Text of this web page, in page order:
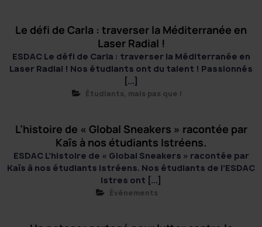
Le défi de Carla : traverser la Méditerranée en
Laser Radial !
ESDAC Le défi de Carla : traverser la Méditerranée en
Laser Radial ! Nos étudiants ont du talent ! Passionnés
[...]
Étudiants, mais pas que !
L’histoire de « Global Sneakers » racontée par
Kaîs à nos étudiants Istréens.
ESDAC L’histoire de « Global Sneakers » racontée par
Kaîs à nos étudiants Istréens. Nos étudiants de l’ESDAC
Istres ont [...]
Événements